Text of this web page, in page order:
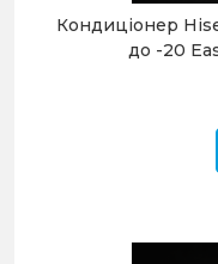
Кондиціонер
до -20